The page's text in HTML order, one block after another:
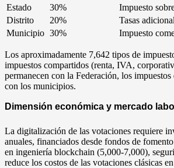
Estado
30% Impuesto
Distrito
20% Tasas
Municipio 30% Impuesto
Los aproximadamente 7,642 tipos de
impuestos compartidos (renta, IVA,
permanecen con la Federación, los
con los municipios.
Dimensión económica y mercado
La digitalización de las votaciones requiere
anuales, financiados desde fondos de
en ingeniería blockchain (5,000-7,000),
reduce los costos de las votaciones clásicas